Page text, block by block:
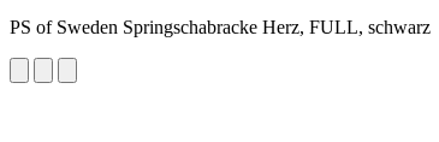
PS of Sweden Springschabracke Herz, FULL, schwarz